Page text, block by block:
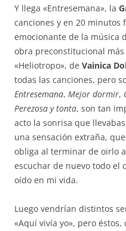
Y llega «Entresemana», la G
canciones y en 20 minutos
emocionante de la música
obra preconstitucional
«Heliotropo», de Vainica
todas las canciones, pero
Entresemana, Mejor dormir,
Perezosa y tonta, son tan
acto la sonrisa que
una sensación extraña,
obliga al terminar de oirlo
escuchar de nuevo todo el
oído en mi vida.
Luego vendrían distintos
«Aquí vivía yo», pero